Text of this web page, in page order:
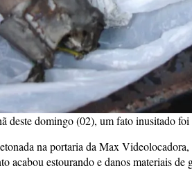
deste domingo (02), um fato inusitado
na portaria da Max
acabou estourando e danos materiais de